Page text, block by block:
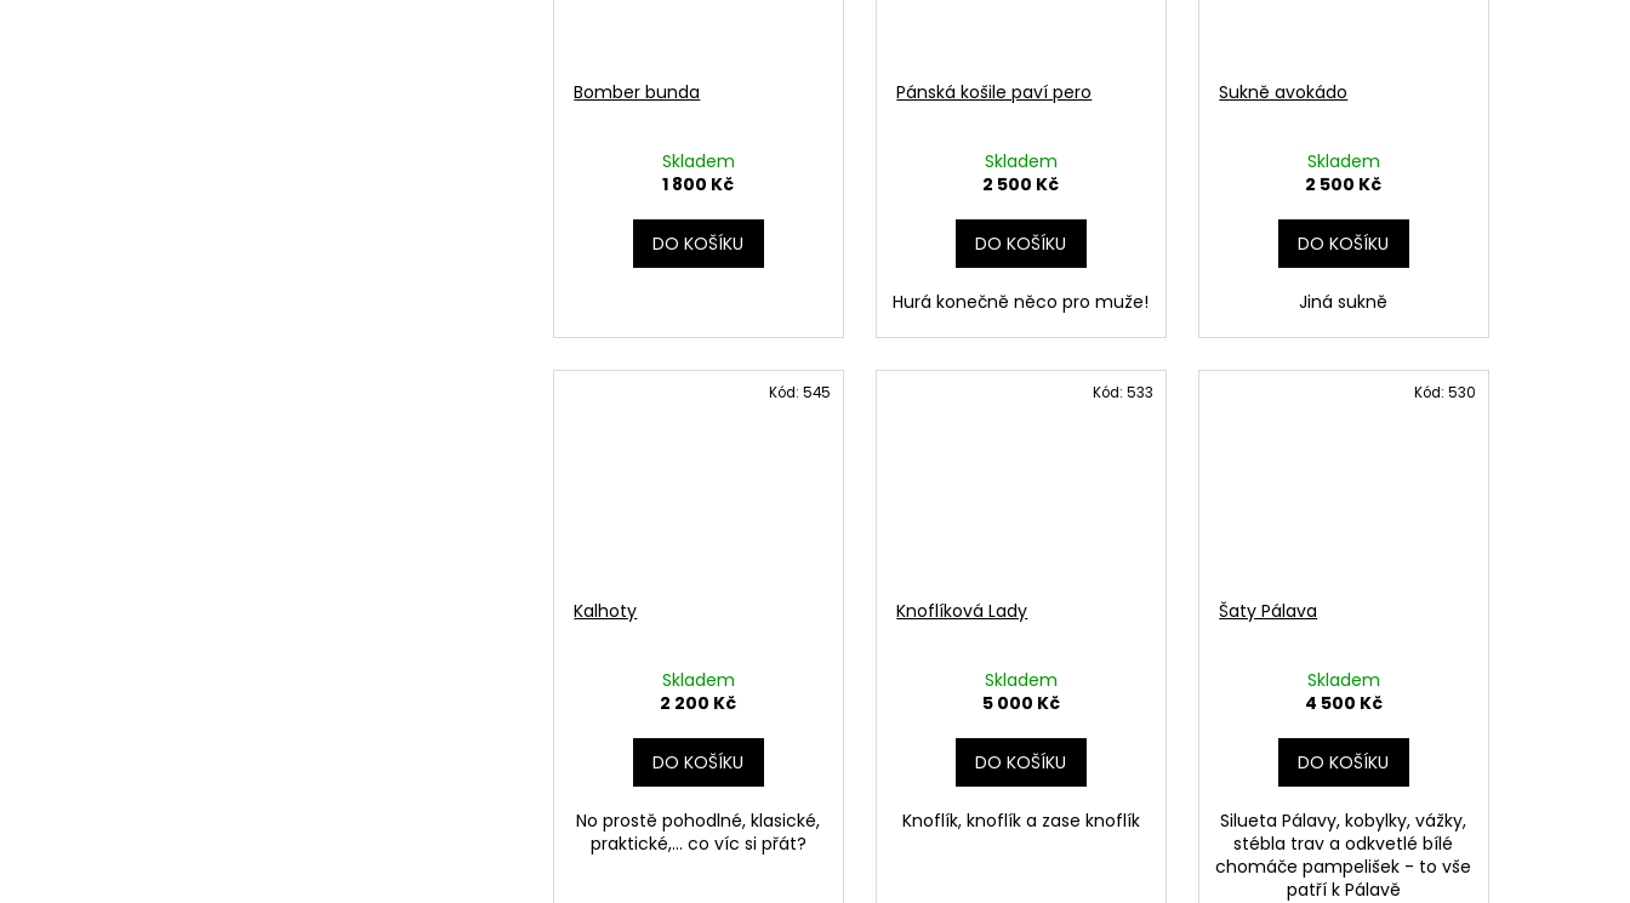
Bomber bunda
Skladem
1 800 Kč
DO KOŠÍKU
Pánská košile paví pero
Skladem
2 500 Kč
DO KOŠÍKU
Hurá konečně něco pro muže!
Sukně avokádo
Skladem
2 500 Kč
DO KOŠÍKU
Jiná sukně
Kalhoty
Skladem
2 200 Kč
DO KOŠÍKU
No prostě pohodlné, klasické,
praktické,... co víc si přát?
Kód: 545
Knoflíková Lady
Skladem
5 000 Kč
DO KOŠÍKU
Knoflík, knoflík a zase knoflík
Kód: 533
Šaty Pálava
Skladem
4 500 Kč
DO KOŠÍKU
Silueta Pálavy, kobylky, vážky,
stébla trav a odkvetlé bílé
chomáče pampelišek - to vše
patří k Pálavě
Kód: 530